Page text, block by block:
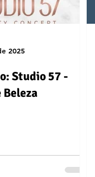
Studio 57 -
Beleza
2025